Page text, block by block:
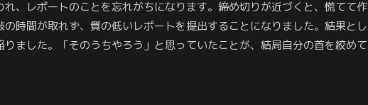
、レポートのことを忘れがちになります。締め切りが近づくと、慌てて作
時間が取れず、質の低いレポートを提出することになりました。結果とし
ました。「そのうちやろう」と思っていたことが、結局自分の首を絞めて